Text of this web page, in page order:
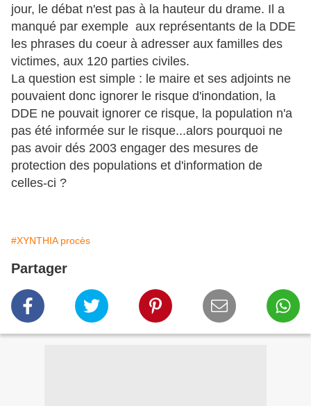
jour, le débat n'est pas à la hauteur du drame. Il a
manqué par exemple aux représentants de la DDE
les phrases du coeur à adresser aux familles des
victimes, aux 120 parties civiles.
La question est simple : le maire et ses adjoints ne
pouvaient donc ignorer le risque d'inondation, la
DDE ne pouvait ignorer ce risque, la population n'a
pas été informée sur le risque...alors pourquoi ne
pas avoir dés 2003 engager des mesures de
protection des populations et d'information de
celles-ci ?
#XYNTHIA procès
Partager